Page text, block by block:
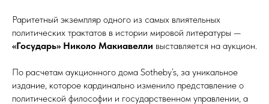
Раритетный экземпляр одного из самых влиятельных
политических трактатов в истории мировой литературы —
«Государь» Николо Макиавелли выставляется на аукцион.
По расчетам аукционного дома Sotheby’s, за уникальное
издание, которое кардинально изменило представление о
политической философии и государственном управлении, а